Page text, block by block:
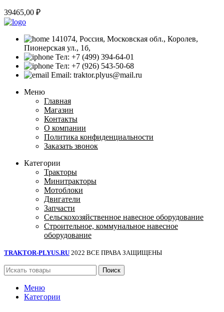
39465,00 ₽
141074, Россия, Московская обл., Королев,
Пионерская ул., 1б,
Тел: +7 (499) 394-64-01
Тел: +7 (926) 543-50-68
Email: traktor.plyus@mail.ru
Меню
Главная
Магазин
Контакты
О компании
Политика конфиденциальности
Заказать звонок
Категории
Тракторы
Минитракторы
Мотоблоки
Двигатели
Запчасти
Сельскохозяйственное навесное оборудование
Строительное, коммунальное навесное
оборудование
TRAKTOR-PLYUS.RU 2022 ВСЕ ПРАВА ЗАЩИЩЕНЫ
Поиск
Меню
Категории